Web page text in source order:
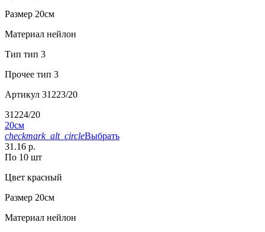
Размер 20см
Материал нейлон
Тип тип 3
Прочее тип 3
Артикул 31223/20
31224/20
20см
checkmark_alt_circleВыбрать
31.16 р.
По 10 шт
Цвет красный
Размер 20см
Материал нейлон